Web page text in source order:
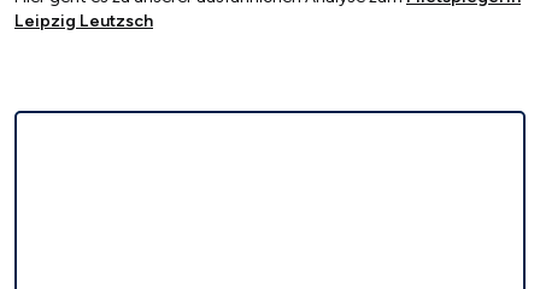
Leipzig Leutzsch